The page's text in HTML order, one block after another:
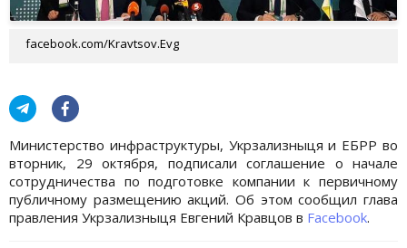
facebook.com/Kravtsov.Evg
Министерство инфраструктуры, Укрзализныця и ЕБРР во
вторник, 29 октября, подписали соглашение о начале
сотрудничества по подготовке компании к первичному
публичному размещению акций. Об этом сообщил глава
правления Укрзализныця Евгений Кравцов в Facebook.